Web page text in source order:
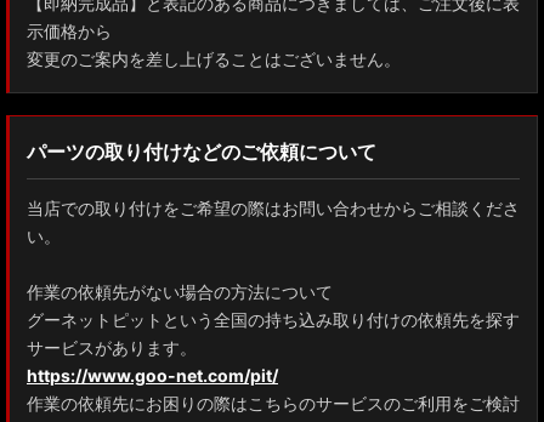
示価格から
変更のご案内を差し上げることはございません。
パーツの取り付けなどのご依頼について
当店での取り付けをご希望の際はお問い合わせからご相談くださ
い。
作業の依頼先がない場合の方法について
グーネットピットという全国の持ち込み取り付けの依頼先を探す
サービスがあります。
https://www.goo-net.com/pit/
作業の依頼先にお困りの際はこちらのサービスのご利用をご検討